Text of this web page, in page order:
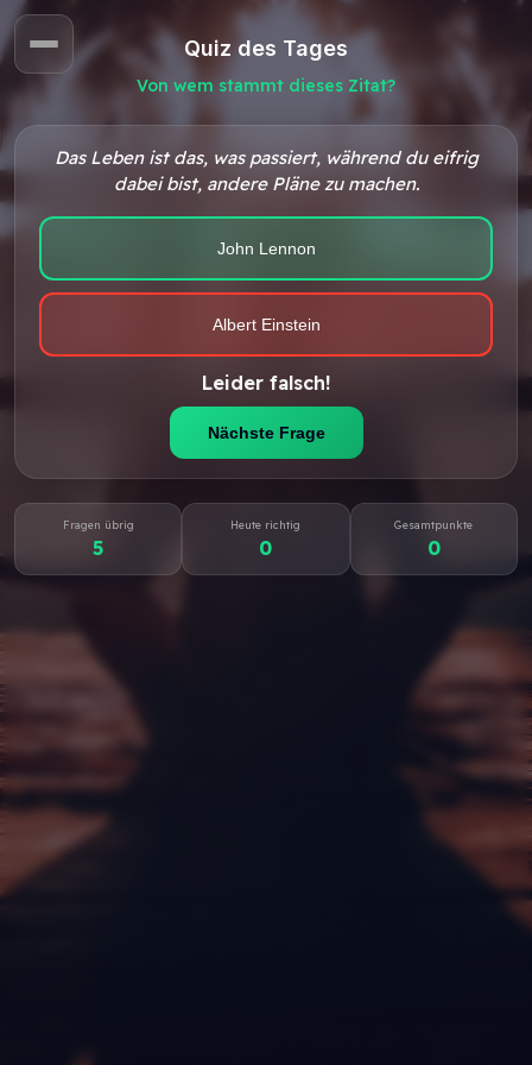
Quiz des Tages
Von wem stammt dieses Zitat?
Das Leben ist das, was passiert, während du eifrig
dabei bist, andere Pläne zu machen.
John Lennon
Albert Einstein
Leider falsch!
Nächste Frage
Fragen übrig
5
Heute richtig
0
Gesamtpunkte
0